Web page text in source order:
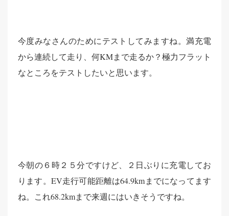
今度みなさんのためにテストしてみますね。満充電
から連続して走り、何KMまで走るか？極力フラット
なところをテストしたいと思います。
今朝の６時２５分ですけど、２日ぶりに充電してお
ります。EV走行可能距離は64.9kmまでになってます
ね。これ68.2kmまで来週にはいきそうですね。